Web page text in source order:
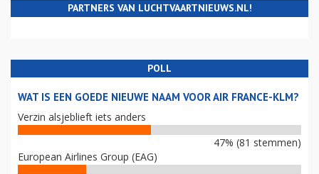
PARTNERS VAN LUCHTVAARTNIEUWS.NL!
POLL
WAT IS EEN GOEDE NIEUWE NAAM VOOR AIR FRANCE-KLM?
Verzin alsjeblieft iets anders
47% (81 stemmen)
European Airlines Group (EAG)